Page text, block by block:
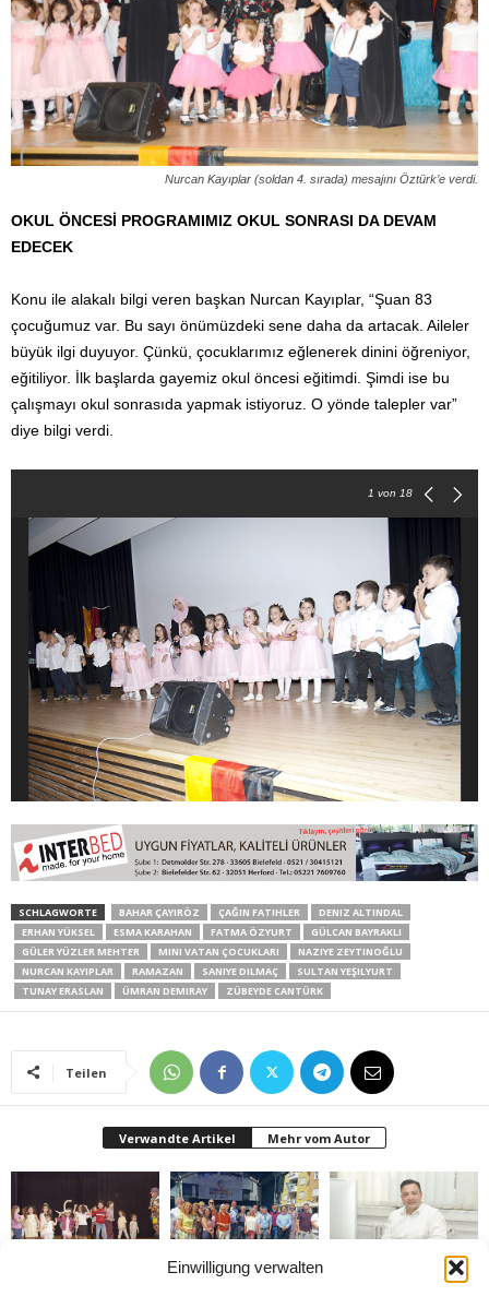
Einwilligung verwalten
Nurcan Kayıplar (soldan 4. sırada) mesajını Öztürk’e verdi.
OKUL ÖNCESİ PROGRAMIMIZ OKUL SONRASI DA DEVAM
EDECEK
Konu ile alakalı bilgi veren başkan Nurcan Kayıplar, “Şuan 83
çocuğumuz var. Bu sayı önümüzdeki sene daha da artacak. Aileler
büyük ilgi duyuyor. Çünkü, çocuklarımız eğlenerek dinini öğreniyor,
eğitiliyor. İlk başlarda gayemiz okul öncesi eğitimdi. Şimdi ise bu
çalışmayı okul sonrasıda yapmak istiyoruz. O yönde talepler var”
diye bilgi verdi.
1 von 18
SCHLAGWORTE BAHAR ÇAYIRÖZ ÇAĞIN FATIHLER
DENIZ ALTINDAL
ERHAN YÜKSEL
ESMA KARAHAN FATMA ÖZYURT
GÜLCAN BAYRAKLI
GÜLER YÜZLER MEHTER
MINI VATAN ÇOCUKLARI
NAZIYE ZEYTINOĞLU
NURCAN KAYIPLAR
RAMAZAN SANIYE DILMAÇ
SULTAN YEŞILYURT
TUNAY ERASLAN
ÜMRAN DEMIRAY ZÜBEYDE CANTÜRK
Teilen
Verwandte Artikel Mehr vom Autor